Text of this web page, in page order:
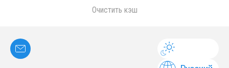
Очистить кэш